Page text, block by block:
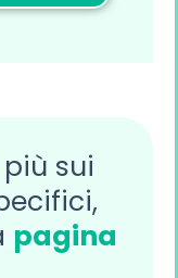
sui
pagina